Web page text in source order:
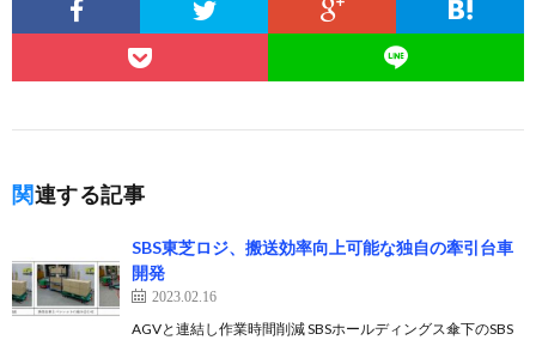
関連する記事
SBS東芝ロジ、搬送効率向上可能な独自の牽引台車
開発
2023.02.16
AGVと連結し作業時間削減 SBSホールディングス傘下のSBS